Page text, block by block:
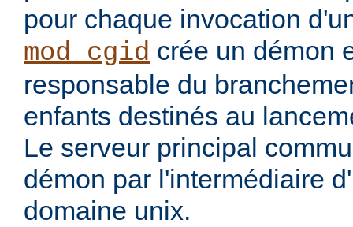
pour chaque invocation
mod_cgid crée un démon
responsable du
enfants destinés au
Le serveur principal
démon par l'intermédiaire
domaine unix.